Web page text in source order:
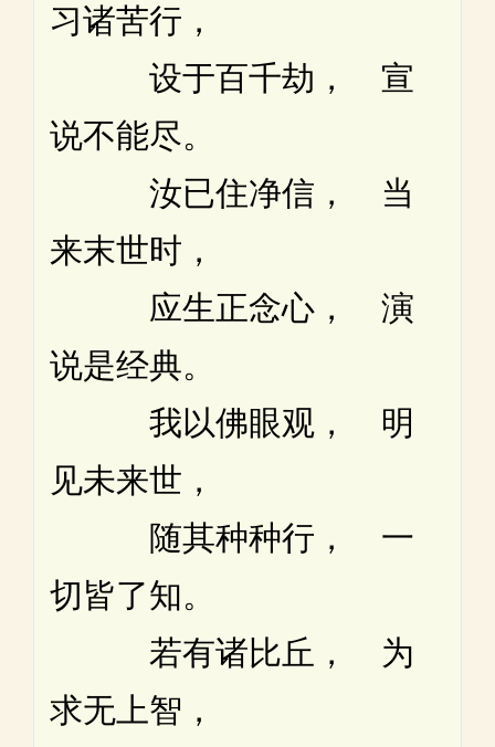
习诸苦行，
设于百千劫， 宣
说不能尽。
汝已住净信， 当
来末世时，
应生正念心， 演
说是经典。
我以佛眼观， 明
见未来世，
随其种种行， 一
切皆了知。
若有诸比丘， 为
求无上智，